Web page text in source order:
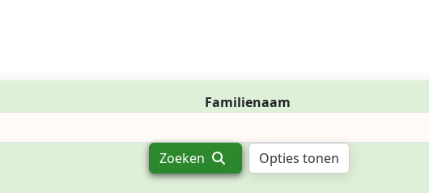
Familienaam
Zoeken Opties tonen